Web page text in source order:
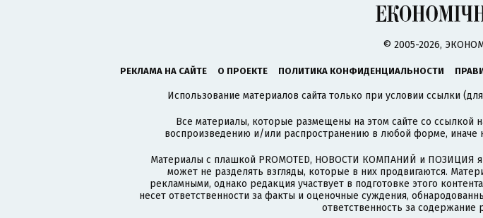
© 2005-2026,
РЕКЛАМА НА САЙТЕ О ПРОЕКТЕ ПОЛИТИКА КОНФИДЕНЦИАЛЬНОСТИ
Использование материалов сайта только при условии ссылки
Все материалы, которые размещены на этом сайте со ссылкой
воспроизведению и/или распространению в любой форме, иначе
Материалы с плашкой PROMOTED, НОВОСТИ КОМПАНИЙ и ПОЗИЦИЯ
может не разделять взгляды, которые в них продвигаются.
рекламными, однако редакция участвует в подготовке этого
несет ответственности за факты и оценочные суждения,
ответственность за содержание